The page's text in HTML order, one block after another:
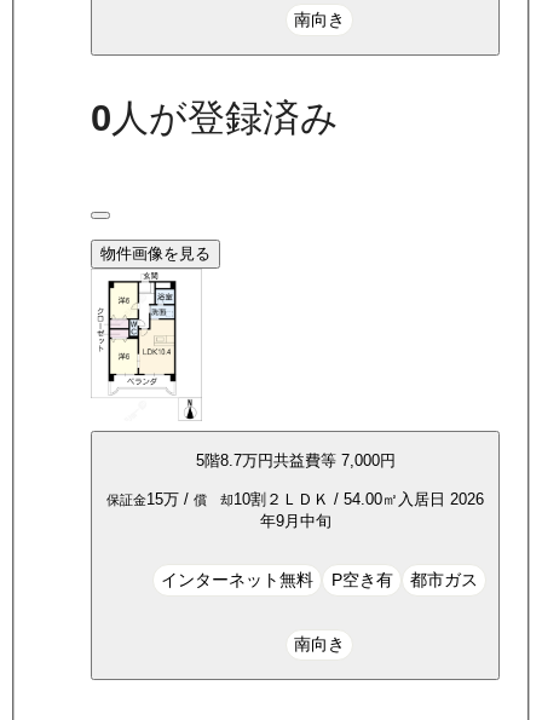
南向き
0人が登録済み
物件画像を見る
5階8.7万円共益費等 7,000円
保証金15万 / 償 却10割 ２ＬＤＫ / 54.00㎡ 入居日 2026
年9月中旬
インターネット無料 P空き有 都市ガス
南向き